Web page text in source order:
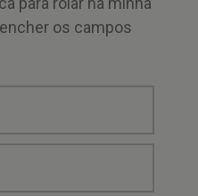
os campos